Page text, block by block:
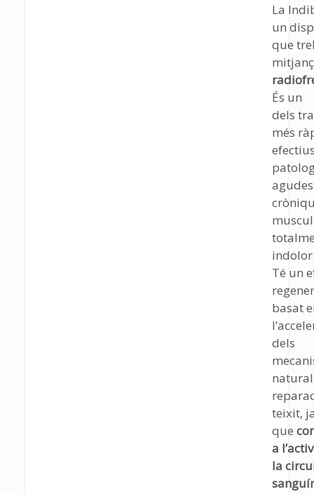
La
un
que
És un
dels
més
Té un
basat
dels
teixit,
que
a
la